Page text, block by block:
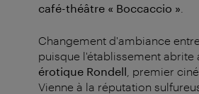
café-théâtre « Boccaccio »
Changement d'ambiance
puisque l'établissement abrite
érotique Rondell , premier
Vienne à la réputation